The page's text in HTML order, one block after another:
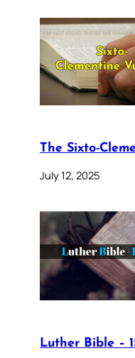
The Sixto-
July 12, 2025
Luther Bible –